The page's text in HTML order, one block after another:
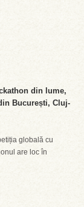
din lume,
București, Cluj-
globală cu
are loc în